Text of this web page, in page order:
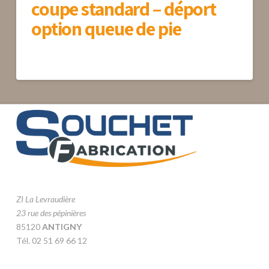
coupe standard – déport
option queue de pie
ZI La Levraudière
23 rue des pépinières
85120ANTIGNY
Tél. 02 51 69 66 12